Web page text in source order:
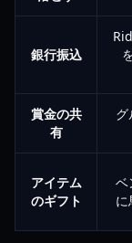
銀行振込
賞金の共
有
グ
アイテム
のギフト
ベ
に